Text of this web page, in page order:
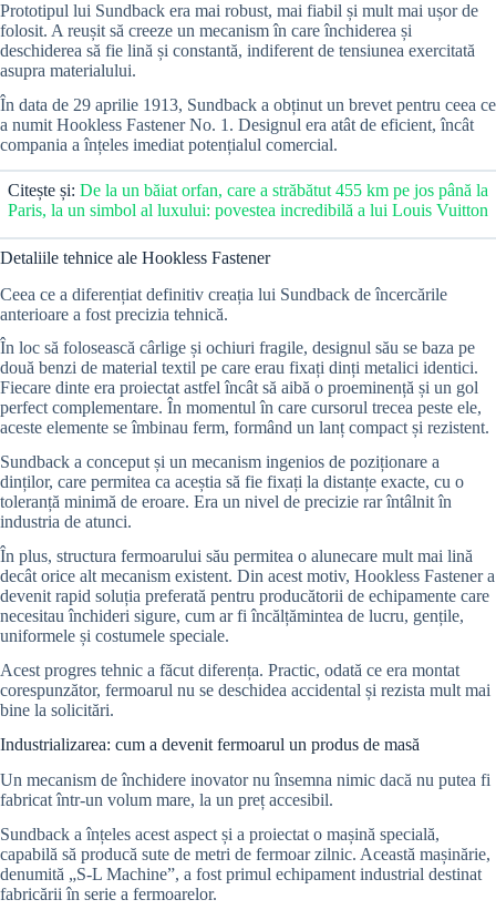
Prototipul lui Sundback era mai robust, mai fiabil și mult mai ușor de
folosit. A reușit să creeze un mecanism în care închiderea și
deschiderea să fie lină și constantă, indiferent de tensiunea exercitată
asupra materialului.
În data de 29 aprilie 1913, Sundback a obținut un brevet pentru ceea ce
a numit Hookless Fastener No. 1. Designul era atât de eficient, încât
compania a înțeles imediat potențialul comercial.
Citește și: De la un băiat orfan, care a străbătut 455 km pe jos până la
Paris, la un simbol al luxului: povestea incredibilă a lui Louis Vuitton
Detaliile tehnice ale Hookless Fastener
Ceea ce a diferențiat definitiv creația lui Sundback de încercările
anterioare a fost precizia tehnică.
În loc să folosească cârlige și ochiuri fragile, designul său se baza pe
două benzi de material textil pe care erau fixați dinți metalici identici.
Fiecare dinte era proiectat astfel încât să aibă o proeminență și un gol
perfect complementare. În momentul în care cursorul trecea peste ele,
aceste elemente se îmbinau ferm, formând un lanț compact și rezistent.
Sundback a conceput și un mecanism ingenios de poziționare a
dinților, care permitea ca aceștia să fie fixați la distanțe exacte, cu o
toleranță minimă de eroare. Era un nivel de precizie rar întâlnit în
industria de atunci.
În plus, structura fermoarului său permitea o alunecare mult mai lină
decât orice alt mecanism existent. Din acest motiv, Hookless Fastener a
devenit rapid soluția preferată pentru producătorii de echipamente care
necesitau închideri sigure, cum ar fi încălțămintea de lucru, gențile,
uniformele și costumele speciale.
Acest progres tehnic a făcut diferența. Practic, odată ce era montat
corespunzător, fermoarul nu se deschidea accidental și rezista mult mai
bine la solicitări.
Industrializarea: cum a devenit fermoarul un produs de masă
Un mecanism de închidere inovator nu însemna nimic dacă nu putea fi
fabricat într-un volum mare, la un preț accesibil.
Sundback a înțeles acest aspect și a proiectat o mașină specială,
capabilă să producă sute de metri de fermoar zilnic. Această mașinărie,
denumită „S-L Machine”, a fost primul echipament industrial destinat
fabricării în serie a fermoarelor.